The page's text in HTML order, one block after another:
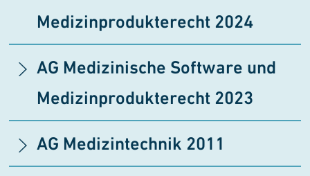
Medizinprodukterecht 2024
AG Medizinische Software und
Medizinprodukterecht 2023
AG Medizintechnik 2011